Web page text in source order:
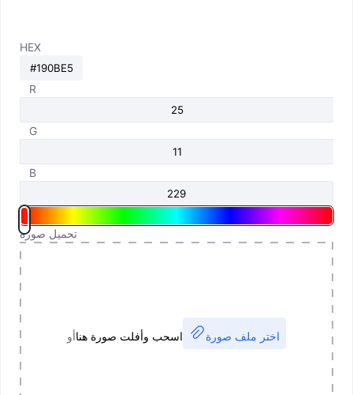
HEX
R
G
B
تحميل صورة
اسحب وأفلت صورة هناأو اختر ملف صورة